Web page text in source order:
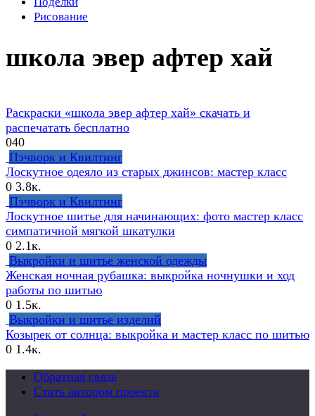
Рисование
школа эвер афтер хай
Раскраски «школа эвер афтер хай» скачать и
распечатать бесплатно
040
Пэчворк и Квилтинг
Лоскутное одеяло из старых джинсов: мастер класс
0 3.8к.
Пэчворк и Квилтинг
Лоскутное шитье для начинающих: фото мастер класс
симпатичной мягкой шкатулки
0 2.1к.
Выкройки и шитье женской одежды
Женская ночная рубашка: выкройка ночнушки и ход
работы по шитью
0 1.5к.
Выкройки и шитье изделий
Козырек от солнца: выкройка и мастер класс по шитью
0 1.4к.
Обратная связь
Стать автором проекта